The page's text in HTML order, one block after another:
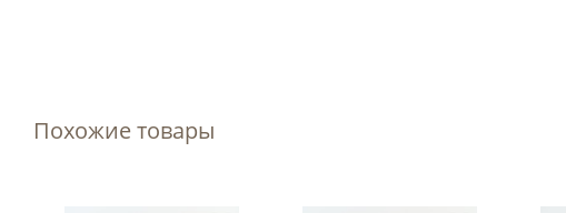
Похожие товары